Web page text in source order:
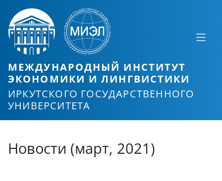
МЕЖДУНАРОДНЫЙ ИНСТИТУТ
ЭКОНОМИКИ И ЛИНГВИСТИКИ
ИРКУТСКОГО ГОСУДАРСТВЕННОГО
УНИВЕРСИТЕТА
Новости (март, 2021)